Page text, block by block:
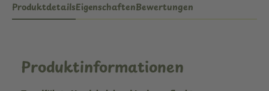
ProduktdetailsEigenschaftenBewertungen
Produktinformationen